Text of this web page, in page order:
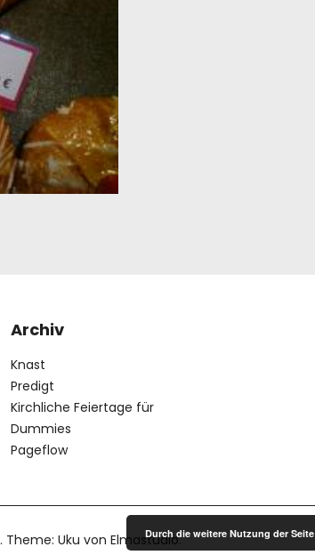
Archiv
Knast
Predigt
Kirchliche Feiertage für
Dummies
Pageflow
Theme: Uku von ElmastudioDurch die weitere Nutzung der